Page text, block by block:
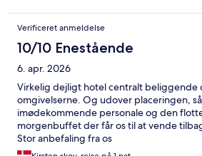
Verificeret anmeldelse
10/10 Enestående
6. apr. 2026
Virkelig dejligt hotel centralt beliggende
omgivelserne. Og udover placeringen,
imødekommende personale og den
morgenbuffet der får os til at vende
Stor anbefaling fra os